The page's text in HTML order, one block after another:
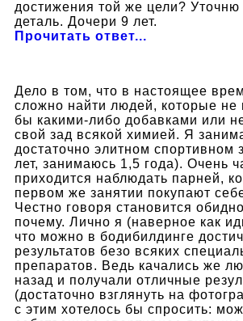
достижения той же цели?
деталь. Дочери 9 лет.
Прочитать ответ...
Дело в том, что в настоящее
сложно найти людей, которые не
бы какими-либо добавками или
свой зад всякой химией. Я
достаточно элитном спортивном
лет, занимаюсь 1,5 года). Очень
приходится наблюдать парней,
первом же занятии покупают
Честно говоря становится
почему. Лично я (наверное как
что можно в бодибилдинге
результатов безо всяких
препаратов. Ведь качались же
назад и получали отличные
(достаточно взглянуть на
с этим хотелось бы спросить: